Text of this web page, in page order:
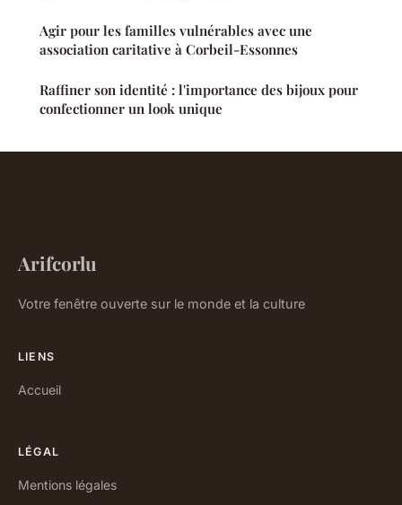
Agir pour les familles vulnérables avec une
association caritative à Corbeil-Essonnes
Raffiner son identité : l'importance des bijoux pour
confectionner un look unique
Arifcorlu
Votre fenêtre ouverte sur le monde et la culture
LIENS
Accueil
LÉGAL
Mentions légales